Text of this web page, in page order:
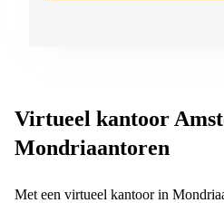
Virtueel kantoor
Mondriaantoren
Met een virtueel kantoor in